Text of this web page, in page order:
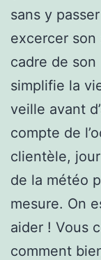
sans y
excercer
cadre de
simplifie la
veille avant
compte de
clientèle,
de la météo
mesure. On
aider ! Vous
comment